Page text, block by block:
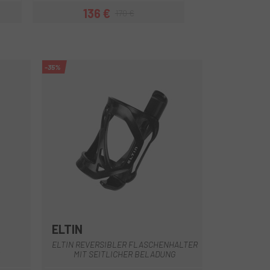
Preis
136 €Regulärer Preis
-35%
ELTIN
ELTIN REVERSIBLER FLASCHENHALTER
MIT SEITLICHER BELADUNG